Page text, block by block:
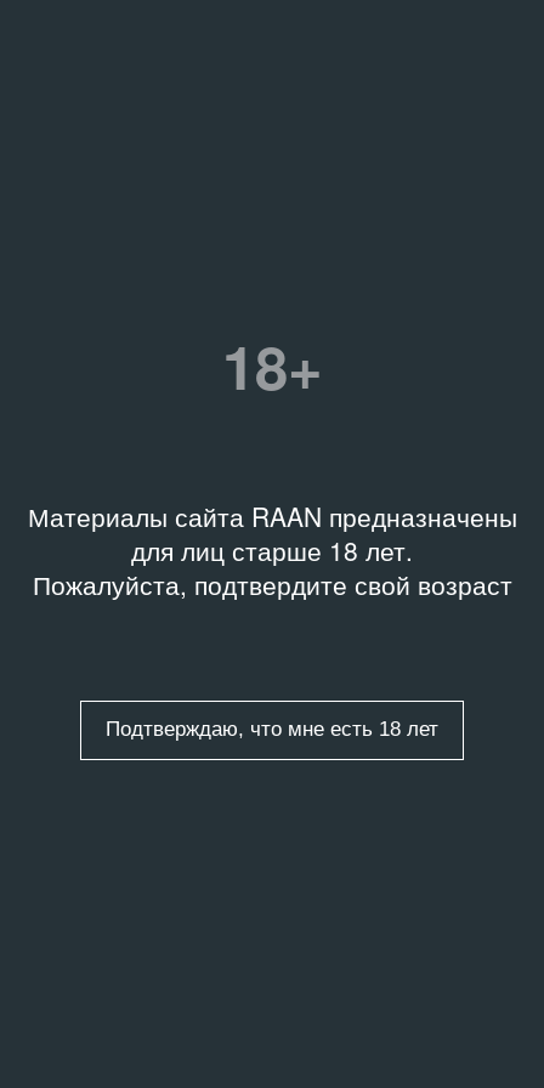
18+
Материалы сайта RAAN предназначены
для лиц старше 18 лет.
Пожалуйста, подтвердите свой возраст
Подтверждаю, что мне есть 18 лет